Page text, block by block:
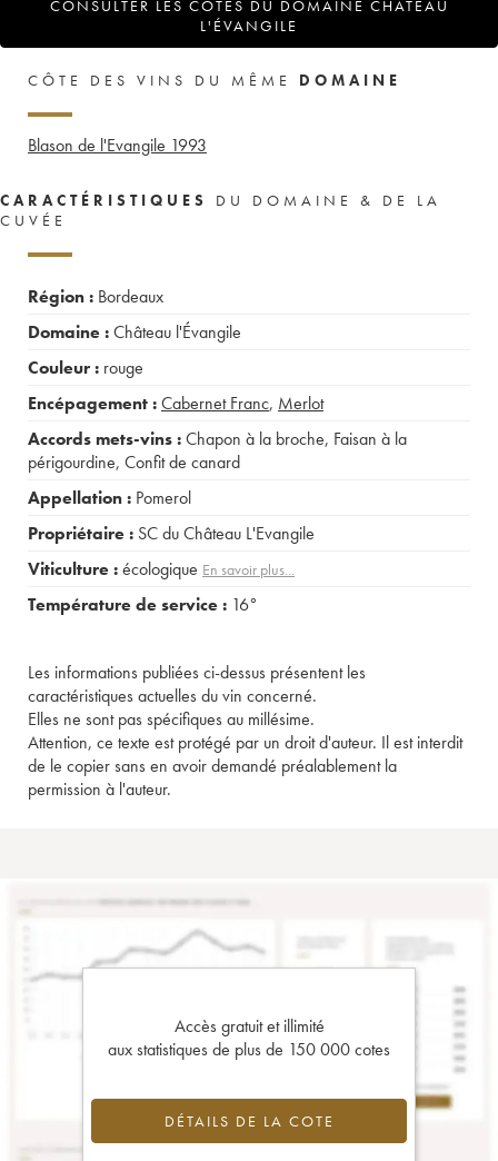
CONSULTER LES COTES DU DOMAINE CHÂTEAU
L'ÉVANGILE
CÔTE DES VINS DU MÊME DOMAINE
Blason de l'Evangile 1993
CARACTÉRISTIQUES
DU DOMAINE & DE LA
CUVÉE
Région : Bordeaux
Domaine :Château l'Évangile
Couleur : rouge
Encépagement :Cabernet Franc, Merlot
Accords mets-vins :Chapon à la broche, Faisan à la
périgourdine, Confit de canard
Appellation : Pomerol
Propriétaire : SC du Château L'Evangile
Viticulture :écologique En savoir plus...
Température de service : 16°
Les informations publiées ci-dessus présentent les
caractéristiques actuelles du vin concerné.
Elles ne sont pas spécifiques au millésime.
Attention, ce texte est protégé par un droit d'auteur. Il est interdit
de le copier sans en avoir demandé préalablement la
permission à l'auteur.
Accès gratuit et illimité
aux statistiques de plus de 150 000 cotes
DÉTAILS DE LA COTE